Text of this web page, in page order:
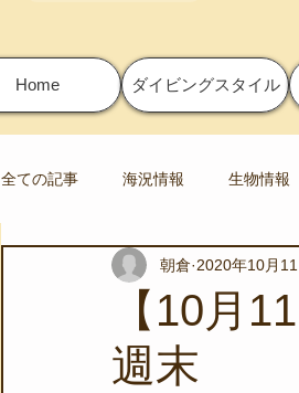
Home ダイビングスタイル
全ての記事 海況情報 生物情報
スノーケリングツアー 自然環
伊豆半島ジオパーク
【10月
週末
朝倉 2020年10月11